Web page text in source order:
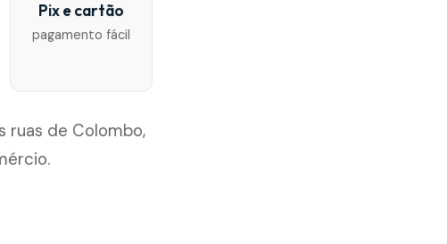
Pix e cartão
pagamento fácil
ruas de Colombo,